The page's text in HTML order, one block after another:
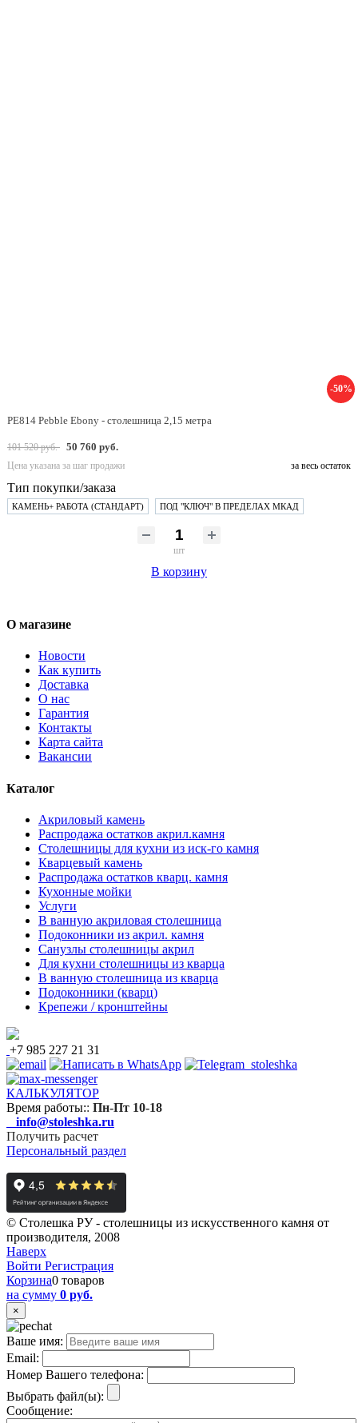
-50%
PE814 Pebble Ebony - столешница 2,15 метра
101 520 руб. 50 760 руб.
Цена указана за шаг продажи за весь остаток
Тип покупки/заказа
КАМЕНЬ+ РАБОТА (СТАНДАРТ) ПОД "КЛЮЧ" В ПРЕДЕЛАХ МКАД
шт
В корзину
О магазине
Новости
Как купить
Доставка
О нас
Гарантия
Контакты
Карта сайта
Вакансии
Каталог
Акриловый камень
Распродажа остатков акрил.камня
Столешницы для кухни из иск-го камня
Кварцевый камень
Распродажа остатков кварц. камня
Кухонные мойки
Услуги
В ванную акриловая столешница
Подоконники из акрил. камня
Санузлы столешницы акрил
Для кухни столешницы из кварца
В ванную столешница из кварца
Подоконники (кварц)
Крепежи / кронштейны
+7 985 227 21 31
КАЛЬКУЛЯТОР
Время работы:: Пн-Пт 10-18
info@stoleshka.ru
Получить расчет
Персональный раздел
© Столешка РУ - столешницы из искусственного камня от
производителя, 2008
Наверх
Войти Регистрация
Корзина0 товаров
на сумму 0 руб.
×
Ваше имя:
Email:
Номер Вашего телефона:
Выбрать файл(ы):
Сообщение: